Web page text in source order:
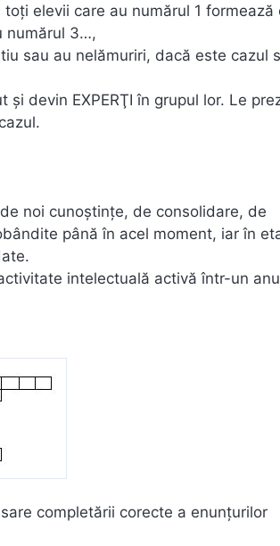
elevii care au numărul 1 formează
numărul 3…,
sau au nelămuriri, dacă este cazul
devin EXPERŢI în grupul lor. Le
noi cunoştinţe, de consolidare, de
până în acel moment, iar în
intelectuală activă într-un
completării corecte a enunţurilor